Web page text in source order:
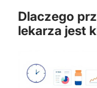
Dlaczego
lekarza jest